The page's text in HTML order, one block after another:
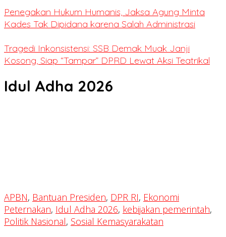
Penegakan Hukum Humanis, Jaksa Agung Minta
Kades Tak Dipidana karena Salah Administrasi
Tragedi Inkonsistensi: SSB Demak Muak Janji
Kosong, Siap “Tampar” DPRD Lewat Aksi Teatrikal
Idul Adha 2026
APBN, Bantuan Presiden, DPR RI, Ekonomi
Peternakan, Idul Adha 2026, kebijakan pemerintah,
Politik Nasional, Sosial Kemasyarakatan